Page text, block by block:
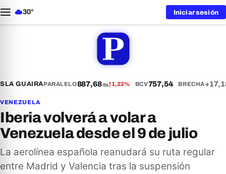
30° Iniciar sesión
LA GUAIRAPARALELO887,68Bs↑1,22% BCV757,54 BRECHA
VENEZUELA
Iberia volverá a volar a
Venezuela desde el 9 de julio
La aerolínea española reanudará su ruta regular
entre Madrid y Valencia tras la suspensión